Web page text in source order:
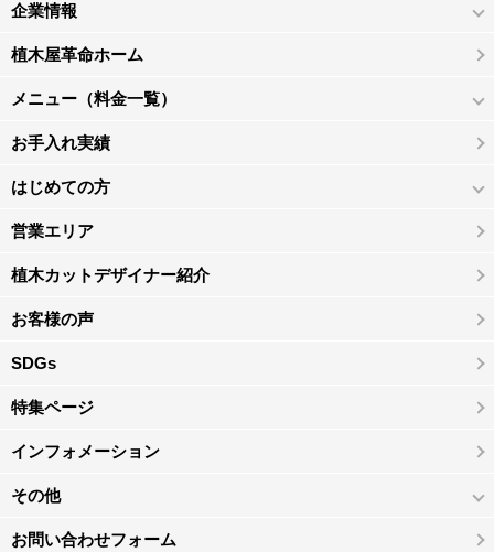
企業情報
植木屋革命ホーム
メニュー（料金一覧）
お手入れ実績
はじめての方
営業エリア
植木カットデザイナー紹介
お客様の声
SDGs
特集ページ
インフォメーション
その他
お問い合わせフォーム